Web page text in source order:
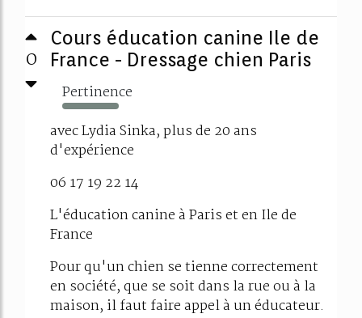
0
Cours éducation canine Ile de
France - Dressage chien Paris
Pertinence
380%
avec Lydia Sinka, plus de 20 ans
d'expérience
06 17 19 22 14
L'éducation canine à Paris et en Ile de
France
Pour qu'un chien se tienne correctement
en société, que se soit dans la rue ou à la
maison, il faut faire appel à un éducateur.